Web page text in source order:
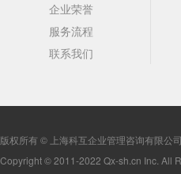
企业荣誉
服务流程
联系我们
版权所有 © 上海科互企业管理咨询有限公
Copyright © 2011-2022 Qx-sh.cn Inc. All